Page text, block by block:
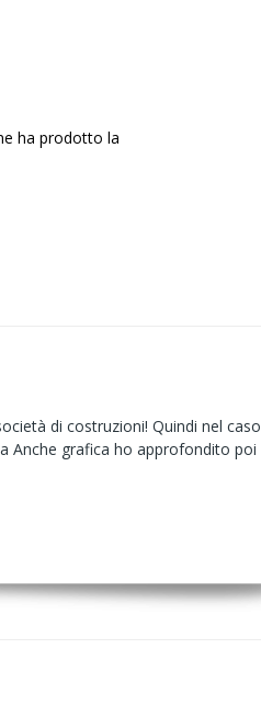
ha prodotto la
di costruzioni! Quindi nel caso
Anche grafica ho approfondito poi